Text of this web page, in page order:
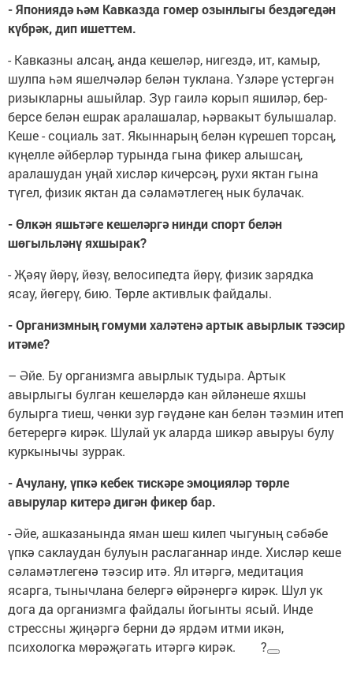
- Япониядә һәм Кавказда гомер озынлыгы бездәгедән
күбрәк, дип ишеттем.
- Кавказны алсаң, анда кешеләр, нигездә, ит, камыр,
шулпа һәм яшелчәләр белән туклана. Үзләре үстергән
ризыкларны ашыйлар. Зур гаилә корып яшиләр, бер-
берсе белән ешрак аралашалар, һәрвакыт булышалар.
Кеше - социаль зат. Якыннарың белән күрешеп торсаң,
күңелле әйберләр турында гына фикер алышсаң,
аралашудан уңай хисләр кичерсәң, рухи яктан гына
түгел, физик яктан да сәламәтлегең нык булачак.
- Өлкән яшьтәге кешеләргә нинди спорт белән
шөгыльләнү яхшырак?
- Җәяү йөрү, йөзү, велосипедта йөрү, физик зарядка
ясау, йөгерү, бию. Төрле активлык файдалы.
- Организмның гомуми халәтенә артык авырлык тәэсир
итәме?
– Әйе. Бу организмга авырлык тудыра. Артык
авырлыгы булган кешеләрдә кан әйләнеше яхшы
булырга тиеш, чөнки зур гәүдәне кан белән тәэмин итеп
бетерергә кирәк. Шулай ук аларда шикәр авыруы булу
куркынычы зуррак.
- Ачулану, үпкә кебек тискәре эмоцияләр төрле
авырулар китерә дигән фикер бар.
- Әйе, ашказанында яман шеш килеп чыгуның сәбәбе
үпкә саклаудан булуын раслаганнар инде. Хисләр кеше
сәламәтлегенә тәэсир итә. Ял итәргә, медитация
ясарга, тынычлана белергә өйрәнергә кирәк. Шул ук
дога да организмга файдалы йогынты ясый. Инде
стрессны җиңәргә берни дә ярдәм итми икән,
психологка мөрәҗәгать итәргә кирәк. ?